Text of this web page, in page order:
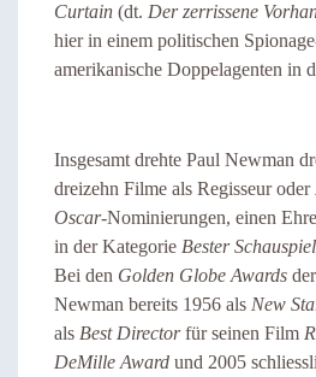
Curtain (dt. Der zerrissene
hier in einem politischen
amerikanische Doppelagenten in
Insgesamt drehte Paul Newman
dreizehn Filme als Regisseur oder
Oscar-Nominierungen, einen
in der Kategorie Bester
Bei den Golden Globe Awards
Newman bereits 1956 als New
als Best Directorfür seinen Film
DeMille Award und 2005